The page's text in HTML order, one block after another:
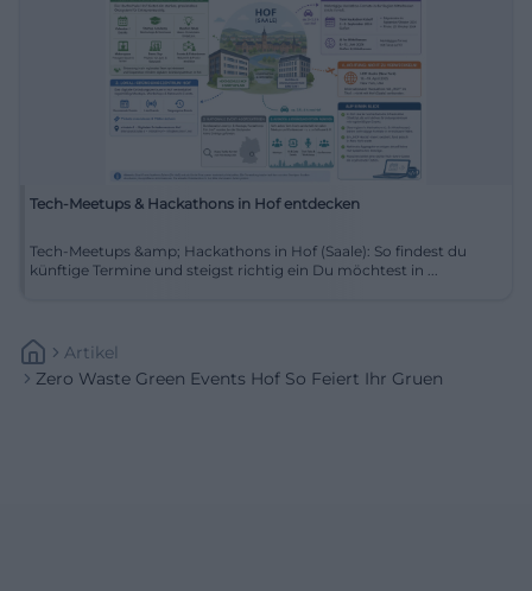
Tech-Meetups & Hackathons in Hof entdecken
Tech-Meetups &amp; Hackathons in Hof (Saale): So findest du
künftige Termine und steigst richtig ein Du möchtest in ...
Artikel
Zero Waste Green Events Hof So Feiert Ihr Gruen